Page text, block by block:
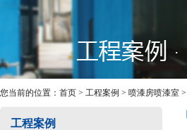
您当前的位置： 首页 > 工程案例 > 喷漆房喷漆室 >
工程案例